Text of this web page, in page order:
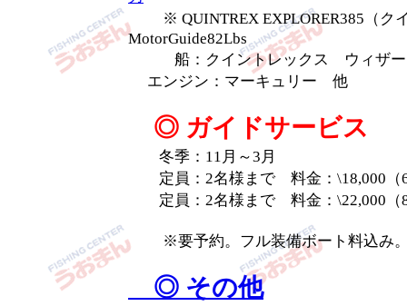
※ QUINTREX EXPLORER385（クイ
MotorGuide82Lbs
船：クイントレックス ウィザー
エンジン：マーキュリー 他
◎ ガイドサービス
冬季：11月～3月
定員：2名様まで 料金：\18,000（
定員：2名様まで 料金：\22,000（
※要予約。フル装備ボート料込み。
◎ その他